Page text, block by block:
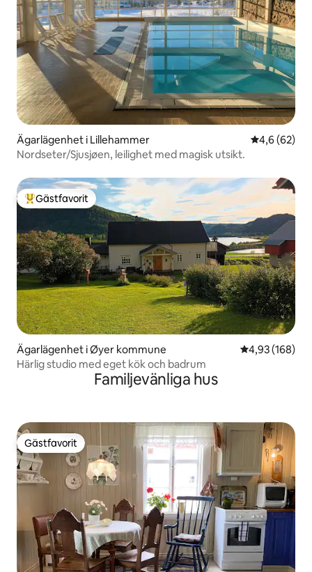
Ägarlägenhet i Lillehammer 4,6 av 5 i
4,6 (62)
Nordseter/Sjusjøen, leilighet med magisk utsikt.
Populär gästfavorit
Gästfavorit
Ägarlägenhet i Øyer kommune 4,93 av 5 i
4,93 (168)
Härlig studio med eget kök och badrum
Familjevänliga hus
Gästfavorit
Gästfavorit